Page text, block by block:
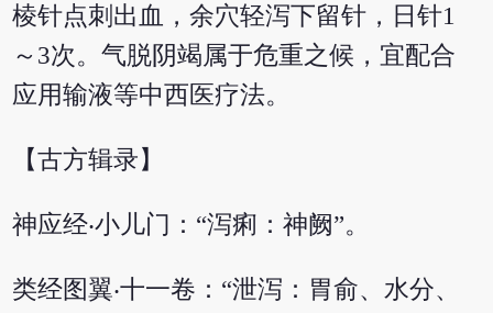
棱针点刺出血，余穴轻泻下留针，日针1
～3次。气脱阴竭属于危重之候，宜配合
应用输液等中西医疗法。
【古方辑录】
神应经‧小儿门：“泻痢：神阙”。
类经图翼‧十一卷：“泄泻：胃俞、水分、